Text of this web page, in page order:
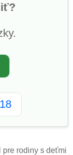
pre rodiny s deťmi